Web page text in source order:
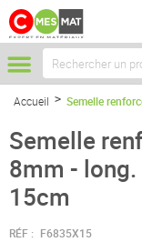
Accueil Semelle
Semelle
8mm -
15cm
RÉF : F6835X15